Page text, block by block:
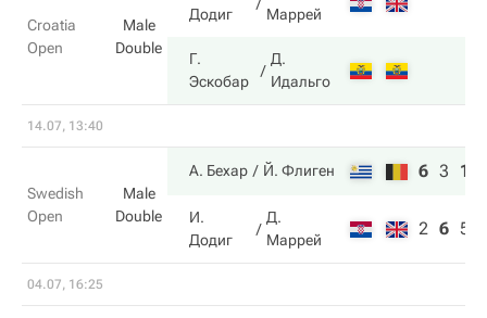
Croatia
Open
Male
Double
Додиг
Маррей
Г.
Эскобар
Д.
Идальго
14.07, 13:40
Swedish
Open
Male
Double
А. Бехар Й. Флиген 6 3 10
И.
Додиг
Д.
Маррей
2 6 5
04.07, 16:25